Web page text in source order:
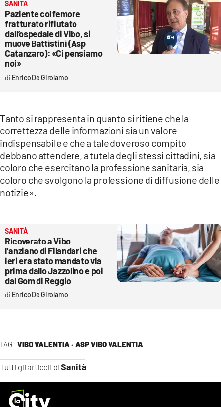
TAG VIBO VALENTIA · ASP VIBO VALENTIA
Tutti gli articoli diSanità
SANITÀ
Paziente col femore
fratturato rifiutato
dall’ospedale di Vibo, si
muove Battistini (Asp
Catanzaro): «Ci pensiamo
noi»
Enrico De Girolamo
Tanto si rappresenta in quanto si ritiene che la
correttezza delle informazioni sia un valore
indispensabile e che a tale doveroso compito
debbano attendere, a tutela degli stessi cittadini, sia
coloro che esercitano la professione sanitaria, sia
coloro che svolgono la professione di diffusione delle
notizie».
SANITÀ
Ricoverato a Vibo
l’anziano di Filandari che
ieri era stato mandato via
prima dallo Jazzolino e poi
dal Gom di Reggio
Enrico De Girolamo